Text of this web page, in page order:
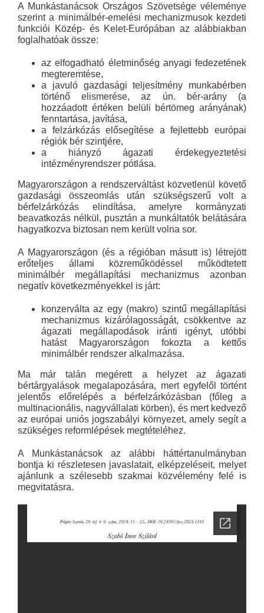
A Munkástanácsok Országos Szövetsége véleménye
szerint a minimálbér-emelési mechanizmusok kezdeti
funkciói Közép- és Kelet-Európában az alábbiakban
foglalhatóak össze:
az elfogadható életminőség anyagi fedezetének
megteremtése,
a javuló gazdasági teljesítmény munkabérben
történő elismerése, az ún. bér-arány (a
hozzáadott értéken belüli bértömeg arányának)
fenntartása, javítása,
a felzárkózás elősegítése a fejlettebb európai
régiók bér szintjére,
a hiányzó ágazati érdekegyeztetési
intézményrendszer pótlása.
Magyarországon a rendszerváltást közvetlenül követő
gazdasági összeomlás után szükségszerű volt a
bérfelzárkózás elindítása, amelyre kormányzati
beavatkozás nélkül, pusztán a munkáltatók belátására
hagyatkozva biztosan nem került volna sor.
A Magyarországon (és a régióban másutt is) létrejött
erőteljes állami közreműködéssel működtetett
minimálbér megállapítási mechanizmus azonban
negatív következményekkel is járt:
konzerválta az egy (makro) szintű megállapítási
mechanizmus kizárólagosságát, csökkentve az
ágazati megállapodások iránti igényt, utóbbi
hatást Magyarországon fokozta a kettős
minimálbér rendszer alkalmazása.
Ma már talán megérett a helyzet az ágazati
bértárgyalások megalapozására, mert egyfelől történt
jelentős előrelépés a bérfelzárkózásban (főleg a
multinacionális, nagyvállalati körben), és mert kedvező
az európai uniós jogszabályi környezet, amely segít a
szükséges reformlépések megtételéhez.
A Munkástanácsok az alábbi háttértanulmányban
bontja ki részletesen javaslatait, elképzeléseit, melyet
ajánlunk a szélesebb szakmai közvélemény felé is
megvitatásra.